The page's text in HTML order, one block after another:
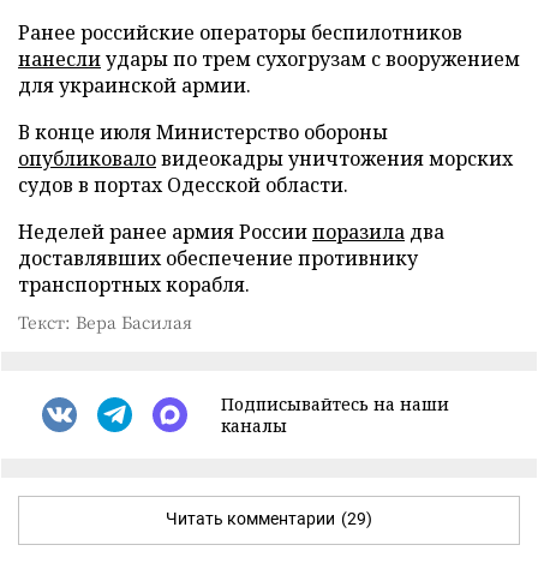
Ранее российские операторы беспилотников
нанеслиудары по трем сухогрузам с вооружением
для украинской армии.
В конце июля Министерство обороны
опубликоваловидеокадры уничтожения морских
судов в портах Одесской области.
Неделей ранее армия Россиипоразила два
доставлявших обеспечение противнику
транспортных корабля.
Текст: Вера Басилая
Подписывайтесь на наши
каналы
Читать комментарии (29)